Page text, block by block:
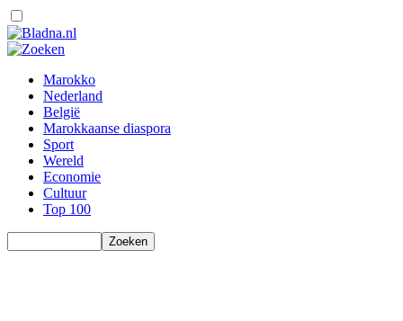
Marokko
Nederland
België
Marokkaanse diaspora
Sport
Wereld
Economie
Cultuur
Top 100